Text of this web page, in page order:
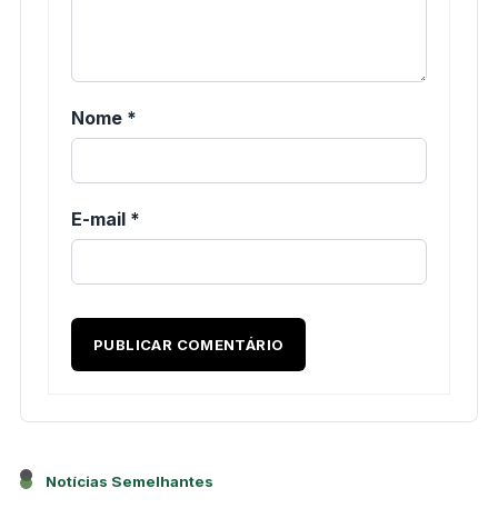
Nome *
E-mail *
Notícias Semelhantes